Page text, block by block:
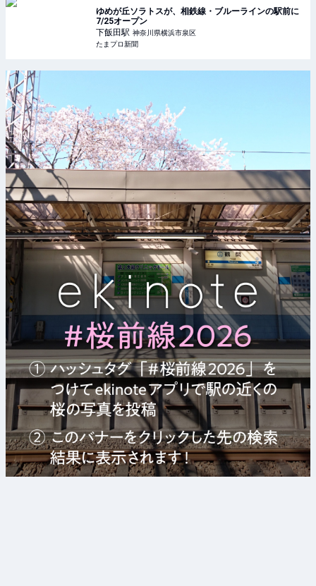
ゆめが丘ソラトスが、相鉄線・ブルーラインの駅前に
7/25オープン
下飯田駅 神奈川県横浜市泉区
たまプロ新聞